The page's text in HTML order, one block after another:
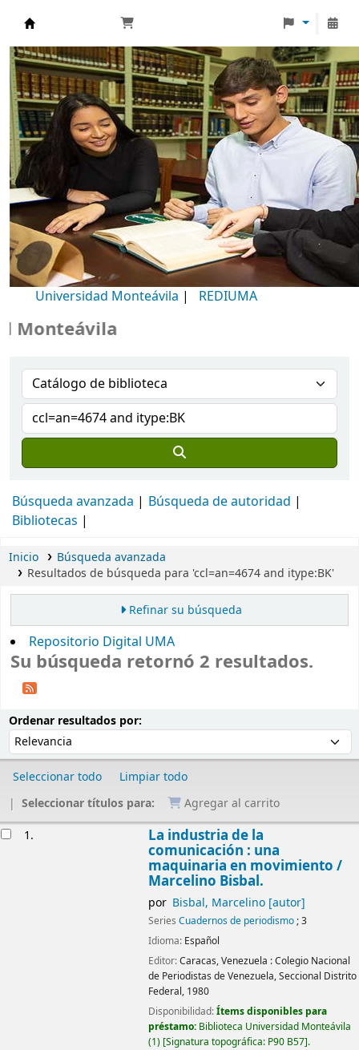
Biblioteca Universidad Monteávila
Universidad Monteávila | REDIUMA
Búsqueda avanzada
Búsqueda de autoridad
Bibliotecas
Inicio
Búsqueda avanzada
Resultados de búsqueda para 'ccl=an=4674 and itype:BK'
Refinar su búsqueda
Repositorio Digital UMA
Su búsqueda retornó 2 resultados.
Ordenar resultados por:
Seleccionar todo
Limpiar todo
Seleccionar títulos para:
Agregar al carrito
1. La industria de la
comunicación : una
maquinaria en movimiento /
Marcelino Bisbal.
por Bisbal, Marcelino[autor]
Series Cuadernos de periodismo; 3
Idioma: Español
Editor:Caracas, Venezuela :Colegio Nacional
de Periodistas de Venezuela, Seccional Distrito
Federal, 1980
Disponibilidad:Ítems disponibles para
préstamo: Biblioteca Universidad Monteávila
(1) Signatura topográfica: P90 B57 .